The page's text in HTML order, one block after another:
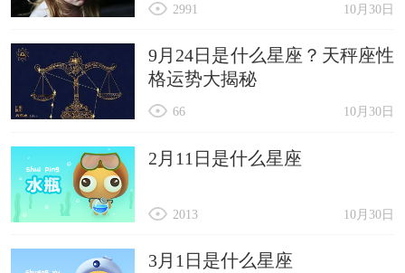
10月30日
2991
9月24日是什么星座？天秤座性
格运势大揭秘
10月30日
66
2月11日是什么星座
10月30日
2013
3月1日是什么星座